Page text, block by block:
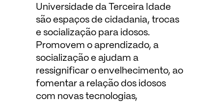
Universidade da Terceira Idade
são espaços de cidadania, trocas
e socialização para idosos.
Promovem o aprendizado, a
socialização e ajudam a
ressignificar o envelhecimento, ao
fomentar a relação dos idosos
com novas tecnologias,